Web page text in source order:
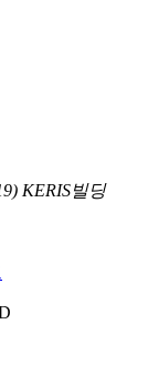
KERIS빌딩